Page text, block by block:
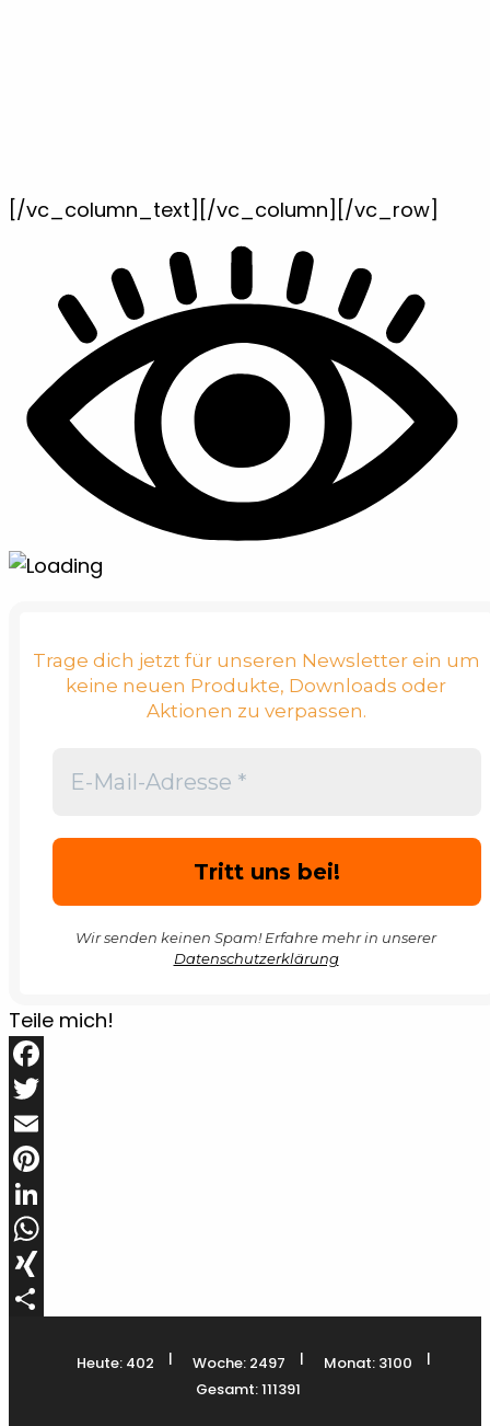
[/vc_column_text][/vc_column][/vc_row]
Trage dich jetzt für unseren Newsletter ein um
keine neuen Produkte, Downloads oder
Aktionen zu verpassen.
Wir senden keinen Spam! Erfahre mehr in unserer
Datenschutzerklärung
Teile mich!
Facebook
Twitter
Email
Pinterest
LinkedIn
WhatsApp
XING
Heute: 402 | Woche: 2497 | Monat: 3100
|
Gesamt: 111391